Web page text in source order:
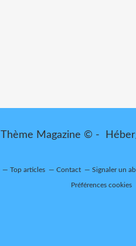
Thème Magazine © -
Top articles Contact Signaler un
Préférences cookies